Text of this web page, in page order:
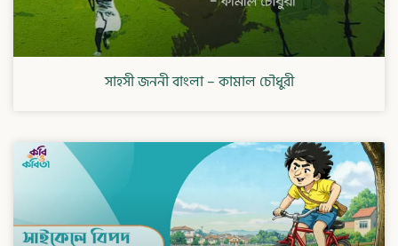
সাহসী জননী বাংলা – কামাল চৌধুরী